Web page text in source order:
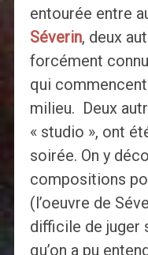
entourée entre
Séverin, deux
forcément
qui
milieu. Deux
« studio », ont
soirée. On y
compositions
(l’oeuvre de
difficile de juger
qu’on a pu